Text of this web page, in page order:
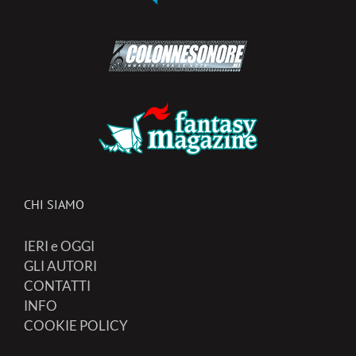
CHI SIAMO
IERI e OGGI
GLI AUTORI
CONTATTI
INFO
COOKIE POLICY